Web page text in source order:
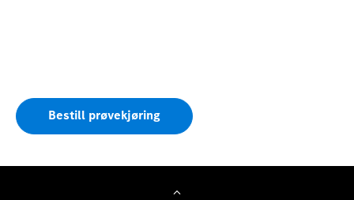
Bestill prøvekjøring